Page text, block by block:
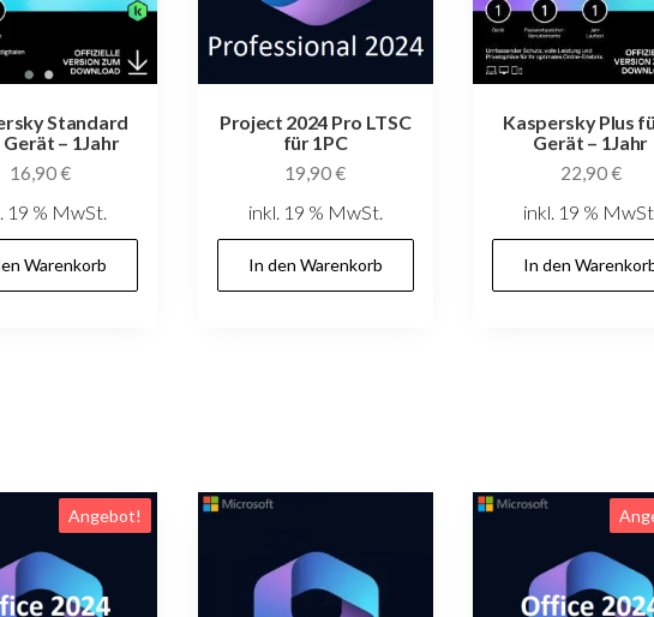
Standard
– 1Jahr
16,90€
19 % MwSt.
Warenkorb
Project 2024 Pro LTSC
für 1PC
19,90€
inkl. 19 % MwSt.
In den Warenkorb
Kaspersky Plus
Gerät – 1Jahr
22,90€
inkl. 19 %
In den
Angebot!